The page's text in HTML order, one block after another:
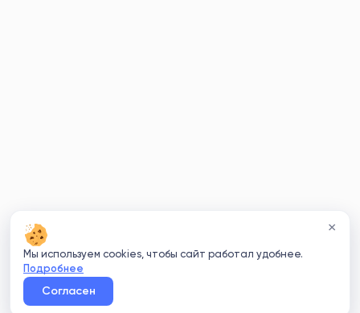
×
Мы используем cookies, чтобы сайт работал удобнее.
Подробнее
Согласен